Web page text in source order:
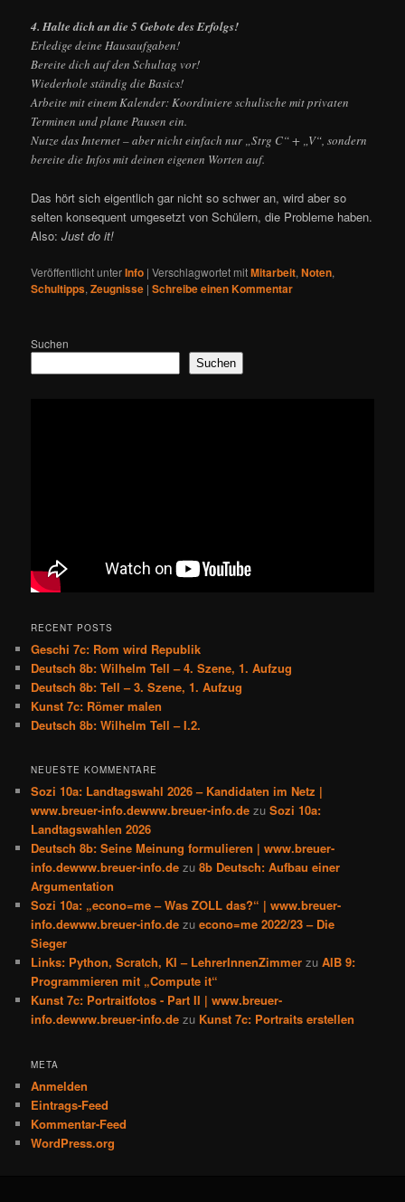
4. Halte dich an die 5 Gebote des Erfolgs!
Erledige deine Hausaufgaben!
Bereite dich auf den Schultag vor!
Wiederhole ständig die Basics!
Arbeite mit einem Kalender: Koordiniere schulische mit privaten
Terminen und plane Pausen ein.
Nutze das Internet – aber nicht einfach nur „Strg C“ + „V“, sondern
bereite die Infos mit deinen eigenen Worten auf.
Das hört sich eigentlich gar nicht so schwer an, wird aber so
selten konsequent umgesetzt von Schülern, die Probleme haben.
Also:Just do it!
Veröffentlicht unterInfo |Verschlagwortet mitMitarbeit,Noten,
Schultipps,Zeugnisse |Schreibe einen Kommentar
Suchen
Suchen
RECENT POSTS
Geschi 7c: Rom wird Republik
Deutsch 8b: Wilhelm Tell – 4. Szene, 1. Aufzug
Deutsch 8b: Tell – 3. Szene, 1. Aufzug
Kunst 7c: Römer malen
Deutsch 8b: Wilhelm Tell – I.2.
NEUESTE KOMMENTARE
Sozi 10a: Landtagswahl 2026 – Kandidaten im Netz |
www.breuer-info.dewww.breuer-info.de zuSozi 10a:
Landtagswahlen 2026
Deutsch 8b: Seine Meinung formulieren | www.breuer-
info.dewww.breuer-info.de zu8b Deutsch: Aufbau einer
Argumentation
Sozi 10a: „econo=me – Was ZOLL das?“ | www.breuer-
info.dewww.breuer-info.de zuecono=me 2022/23 – Die
Sieger
Links: Python, Scratch, KI – LehrerInnenZimmer zuAIB 9:
Programmieren mit „Compute it“
Kunst 7c: Portraitfotos - Part II | www.breuer-
info.dewww.breuer-info.de zu Kunst 7c: Portraits erstellen
META
Anmelden
Eintrags-Feed
Kommentar-Feed
WordPress.org